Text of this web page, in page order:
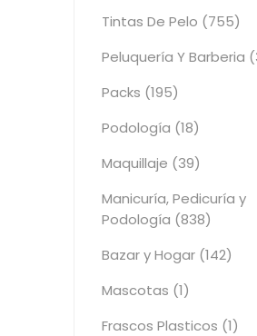
Tintas De Pelo (755)
Peluquería Y Barberia
Packs (195)
Podología (18)
Maquillaje (39)
Manicuría, Pedicuría y
Podología (838)
Bazar y Hogar (142)
Mascotas (1)
Frascos Plasticos (1)